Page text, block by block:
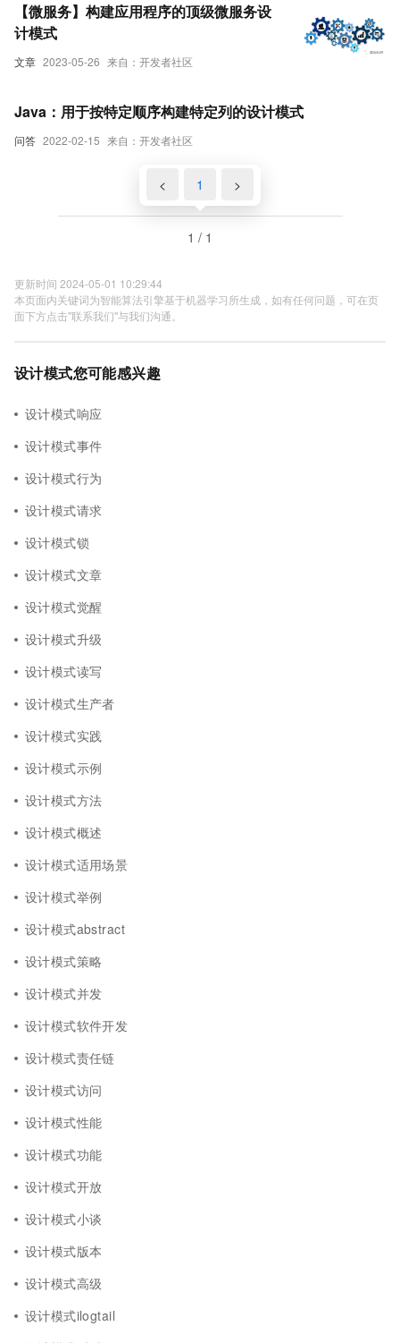
文章 2023-05-26 来自：开发者社区
【微服务】构建应用程序的顶级微服务设
计模式
问答 2022-02-15 来自：开发者社区
Java：用于按特定顺序构建特定列的设计模式
< 1 >
1 / 1
更新时间 2024-05-01 10:29:44
本页面内关键词为智能算法引擎基于机器学习所生成，如有任何问题，可在页
面下方点击"联系我们"与我们沟通。
设计模式您可能感兴趣
设计模式响应
设计模式事件
设计模式行为
设计模式请求
设计模式锁
设计模式文章
设计模式觉醒
设计模式升级
设计模式读写
设计模式生产者
设计模式实践
设计模式示例
设计模式方法
设计模式概述
设计模式适用场景
设计模式举例
设计模式abstract
设计模式策略
设计模式并发
设计模式软件开发
设计模式责任链
设计模式访问
设计模式性能
设计模式功能
设计模式开放
设计模式小谈
设计模式版本
设计模式高级
设计模式ilogtail